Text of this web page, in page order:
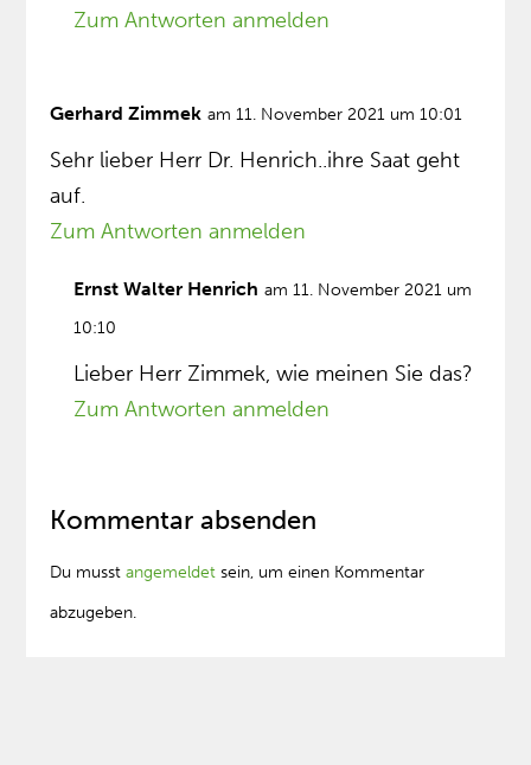
Zum Antworten anmelden
Gerhard Zimmek am 11. November 2021 um 10:01
Sehr lieber Herr Dr. Henrich..ihre Saat geht
auf.
Zum Antworten anmelden
Ernst Walter Henrich am 11. November 2021 um
10:10
Lieber Herr Zimmek, wie meinen Sie das?
Zum Antworten anmelden
Kommentar absenden
Du musstangemeldet sein, um einen Kommentar
abzugeben.